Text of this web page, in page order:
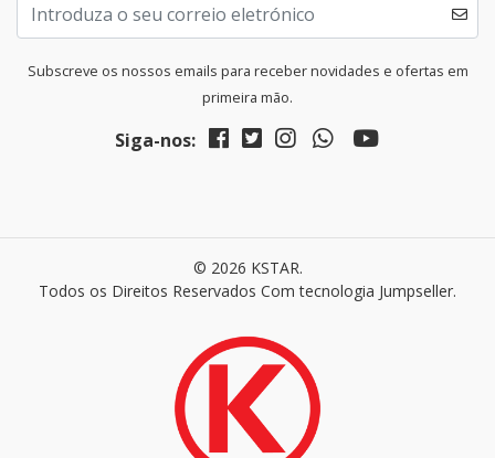
Subscreve os nossos emails para receber novidades e ofertas em
primeira mão.
Siga-nos:
© 2026 KSTAR.
Todos os Direitos Reservados Com tecnologia Jumpseller.